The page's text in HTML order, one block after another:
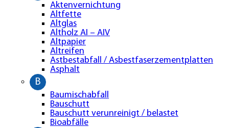
Aktenvernichtung
Altfette
Altglas
Altholz AI – AIV
Altpapier
Altreifen
Astbestabfall / Asbestfaserzementplatten
Asphalt
B
Baumischabfall
Bauschutt
Bauschutt verunreinigt / belastet
Bioabfälle